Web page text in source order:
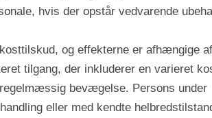
hvis der opstår vedvarende
og effekterne er afhængige
tilgang, der inkluderer en varieret
bevægelse. Persons under
eller med kendte